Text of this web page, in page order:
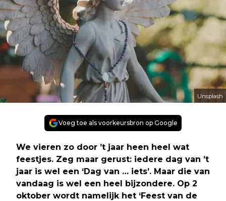
Unsplash
Voeg toe als voorkeursbron op Google
We vieren zo door ’t jaar heen heel wat
feestjes. Zeg maar gerust: iedere dag van ’t
jaar is wel een ‘Dag van … iets’. Maar die van
vandaag is wel een heel bijzondere. Op 2
oktober wordt namelijk het ‘Feest van de